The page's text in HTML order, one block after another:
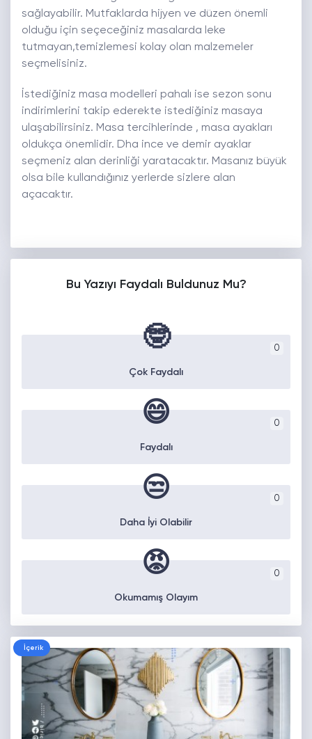
sağlayabilir. Mutfaklarda hijyen ve düzen önemli
olduğu için seçeceğiniz masalarda leke
tutmayan,temizlemesi kolay olan malzemeler
seçmelisiniz.
İstediğiniz masa modelleri pahalı ise sezon sonu
indirimlerini takip ederekte istediğiniz masaya
ulaşabilirsiniz. Masa tercihlerinde , masa ayakları
oldukça önemlidir. Dha ince ve demir ayaklar
seçmeniz alan derinliği yaratacaktır. Masanız büyük
olsa bile kullandığınız yerlerde sizlere alan
açacaktır.
Bu Yazıyı Faydalı Buldunuz Mu?
0
🤓
Çok Faydalı
0
😄
Faydalı
0
😒
Daha İyi Olabilir
0
😡
Okumamış Olayım
İçerik